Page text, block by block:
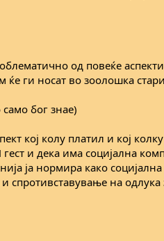
од повеќе
ги носат во зоолошка
бог знае)
кој колу платил и кој
и дека има социјална
ја нормира како социјална
спротивставување на одлука